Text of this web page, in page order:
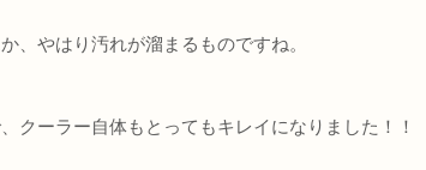
、やはり汚れが溜まるものですね。
クーラー自体もとってもキレイになりました！！